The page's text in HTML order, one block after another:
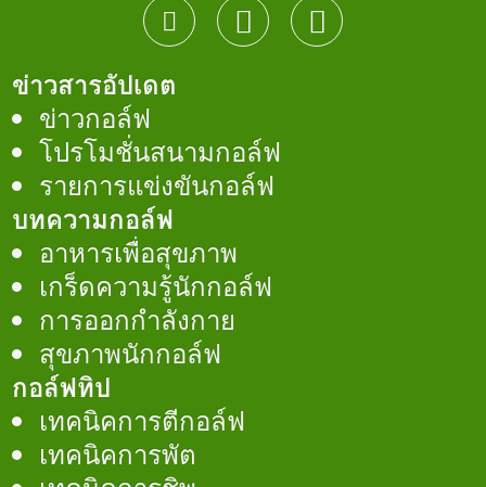
ข่าวสารอัปเดต
ข่าวกอล์ฟ
โปรโมชั่นสนามกอล์ฟ
รายการแข่งขันกอล์ฟ
บทความกอล์ฟ
อาหารเพื่อสุขภาพ
เกร็ดความรู้นักกอล์ฟ
การออกกำลังกาย
สุขภาพนักกอล์ฟ
กอล์ฟทิป
เทคนิคการตีกอล์ฟ
เทคนิคการพัต